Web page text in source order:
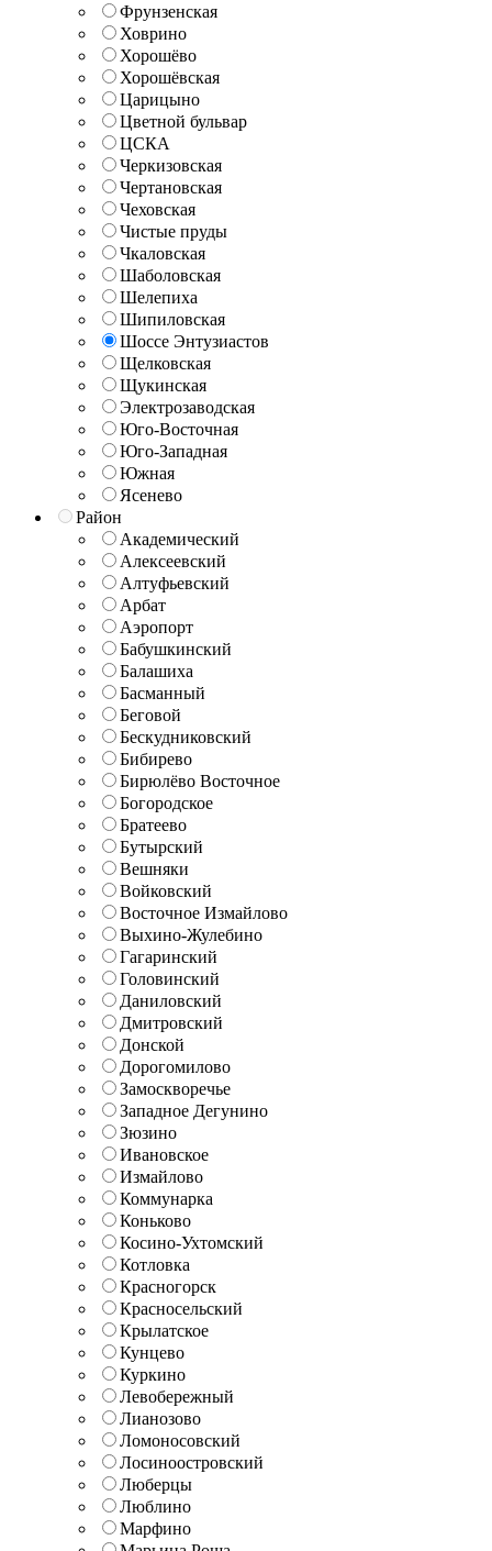
Фрунзенская
Ховрино
Хорошёво
Хорошёвская
Царицыно
Цветной бульвар
ЦСКА
Черкизовская
Чертановская
Чеховская
Чистые пруды
Чкаловская
Шаболовская
Шелепиха
Шипиловская
Шоссе Энтузиастов
Щелковская
Щукинская
Электрозаводская
Юго-Восточная
Юго-Западная
Южная
Ясенево
Район
Академический
Алексеевский
Алтуфьевский
Арбат
Аэропорт
Бабушкинский
Балашиха
Басманный
Беговой
Бескудниковский
Бибирево
Бирюлёво Восточное
Богородское
Братеево
Бутырский
Вешняки
Войковский
Восточное Измайлово
Выхино-Жулебино
Гагаринский
Головинский
Даниловский
Дмитровский
Донской
Дорогомилово
Замоскворечье
Западное Дегунино
Зюзино
Ивановское
Измайлово
Коммунарка
Коньково
Косино-Ухтомский
Котловка
Красногорск
Красносельский
Крылатское
Кунцево
Куркино
Левобережный
Лианозово
Ломоносовский
Лосиноостровский
Люберцы
Люблино
Марфино